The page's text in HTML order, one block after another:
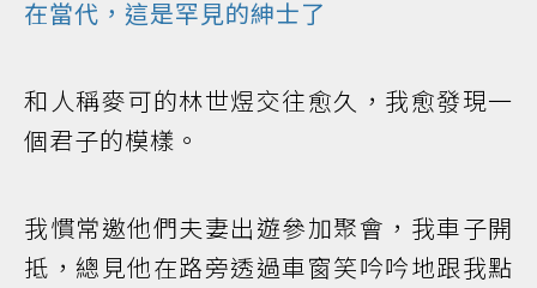
在當代，這是罕見的紳士了
和人稱麥可的林世煜交往愈久，我愈發現一
個君子的模樣。
我慣常邀他們夫妻出遊參加聚會，我車子開
抵，總見他在路旁透過車窗笑吟吟地跟我點